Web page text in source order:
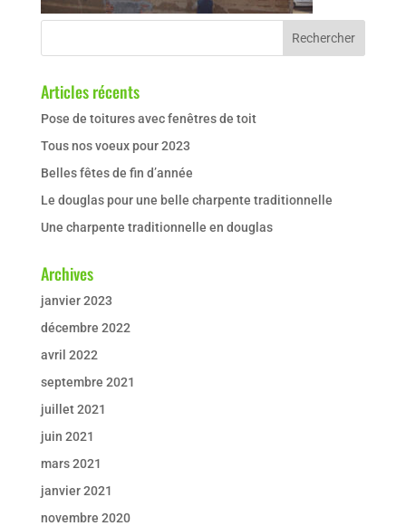
Articles récents
Pose de toitures avec fenêtres de toit
Tous nos voeux pour 2023
Belles fêtes de fin d’année
Le douglas pour une belle charpente traditionnelle
Une charpente traditionnelle en douglas
Archives
janvier 2023
décembre 2022
avril 2022
septembre 2021
juillet 2021
juin 2021
mars 2021
janvier 2021
novembre 2020